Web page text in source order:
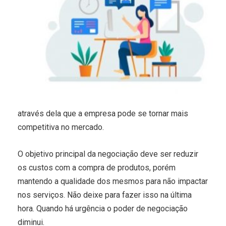
através dela que a empresa pode se tornar mais
competitiva no mercado.
O objetivo principal da negociação deve ser reduzir
os custos com a compra de produtos, porém
mantendo a qualidade dos mesmos para não impactar
nos serviços. Não deixe para fazer isso na última
hora. Quando há urgência o poder de negociação
diminui.